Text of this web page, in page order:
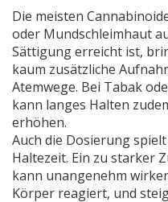
Die meisten
oder Mundschleimhaut
Sättigung erreicht ist,
kaum zusätzliche
Atemwege. Bei Tabak
kann langes Halten
erhöhen.
Auch die Dosierung
Haltezeit. Ein zu starker
kann unangenehm
Körper reagiert, und